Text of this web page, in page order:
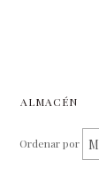
ALMACÉN
Ordenar por